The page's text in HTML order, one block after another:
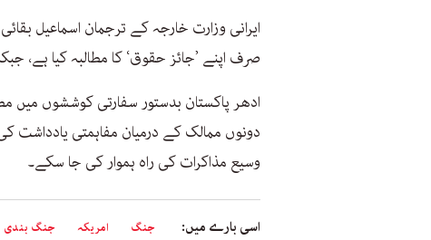
ایرانی وزارت خارجہ کے ترجمان اسماعیل
صرف اپنے ’جائز حقوق‘ کا مطالبہ کیا ہے،
ادھر پاکستان بدستور سفارتی کوششوں میں
دونوں ممالک کے درمیان مفاہمتی یادداشت
وسیع مذاکرات کی راہ ہموار کی جا سکے۔
اسی بارے میں: جنگ امریکہ جنگ بندی